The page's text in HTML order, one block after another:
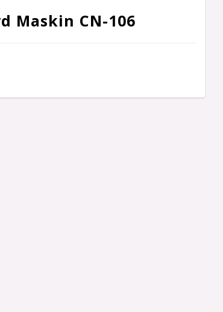
Maskin CN-106